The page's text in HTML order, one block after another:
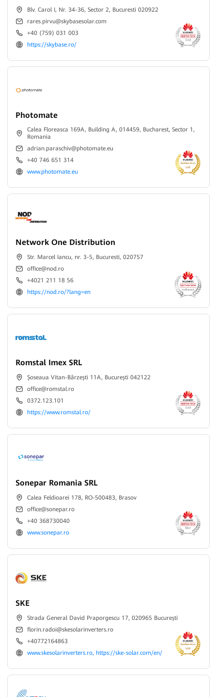
Blv. Carol I, Nr. 34-36, Sector 2, Bucuresti 020922
rares.pirvu@skybasesolar.com
+40 (759) 031 003
https://skybase.ro/
Photomate
Calea Floreasca 169A, Building A, 014459, Bucharest, Sector 1,
Romania
adrian.paraschiv@photomate.eu
+40 746 651 314
www.photomate.eu
Network One Distribution
Str. Marcel Iancu, nr. 3-5, Bucuresti, 020757
office@nod.ro
+4021 211 18 56
https://nod.ro/?lang=en
Romstal Imex SRL
Șoseaua Vitan-Bârzești 11A, București 042122
office@romstal.ro
0372.123.101
https://www.romstal.ro/
Sonepar Romania SRL
Calea Feldioarei 178, RO-500483, Brasov
office@sonepar.ro
+40 368730040
www.sonepar.ro
SKE
Strada General David Praporgescu 17, 020965 București
florin.radoi@skesolarinverters.ro
+40772164863
www.skesolarinverters.ro, https://ske-solar.com/en/